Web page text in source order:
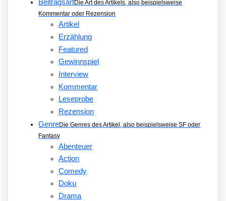
BeitragsartDie Art des Artikels, also beispielsweise
Kommentar oder Rezension
Artikel
Erzählung
Featured
Gewinnspiel
Interview
Kommentar
Leseprobe
Rezension
GenreDie Genres des Artikel, also beispielsweise SF oder
Fantasy
Abenteuer
Action
Comedy
Doku
Drama